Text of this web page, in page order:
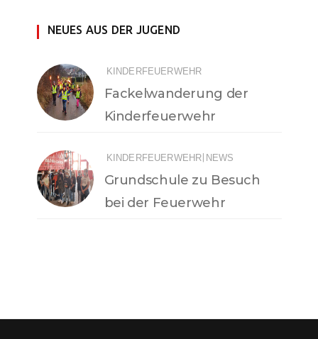
NEUES AUS DER JUGEND
KINDERFEUERWEHR
Fackelwanderung der
Kinderfeuerwehr
KINDERFEUERWEHR NEWS
Grundschule zu Besuch
bei der Feuerwehr